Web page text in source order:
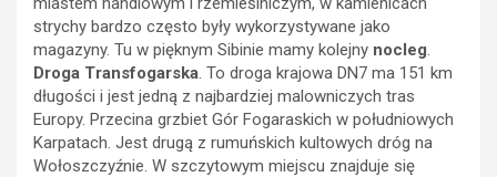
strychy bardzo często były wykorzystywane jako
magazyny. Tu w pięknym Sibinie mamy kolejny nocleg
Droga Transfogarska . To droga krajowa DN7 ma 151 km
długości i jest jedną z najbardziej malowniczych tras
Europy. Przecina grzbiet Gór Fogaraskich w południowych
Karpatach. Jest drugą z rumuńskich kultowych dróg na
Wołoszczyźnie. W szczytowym miejscu znajduje się